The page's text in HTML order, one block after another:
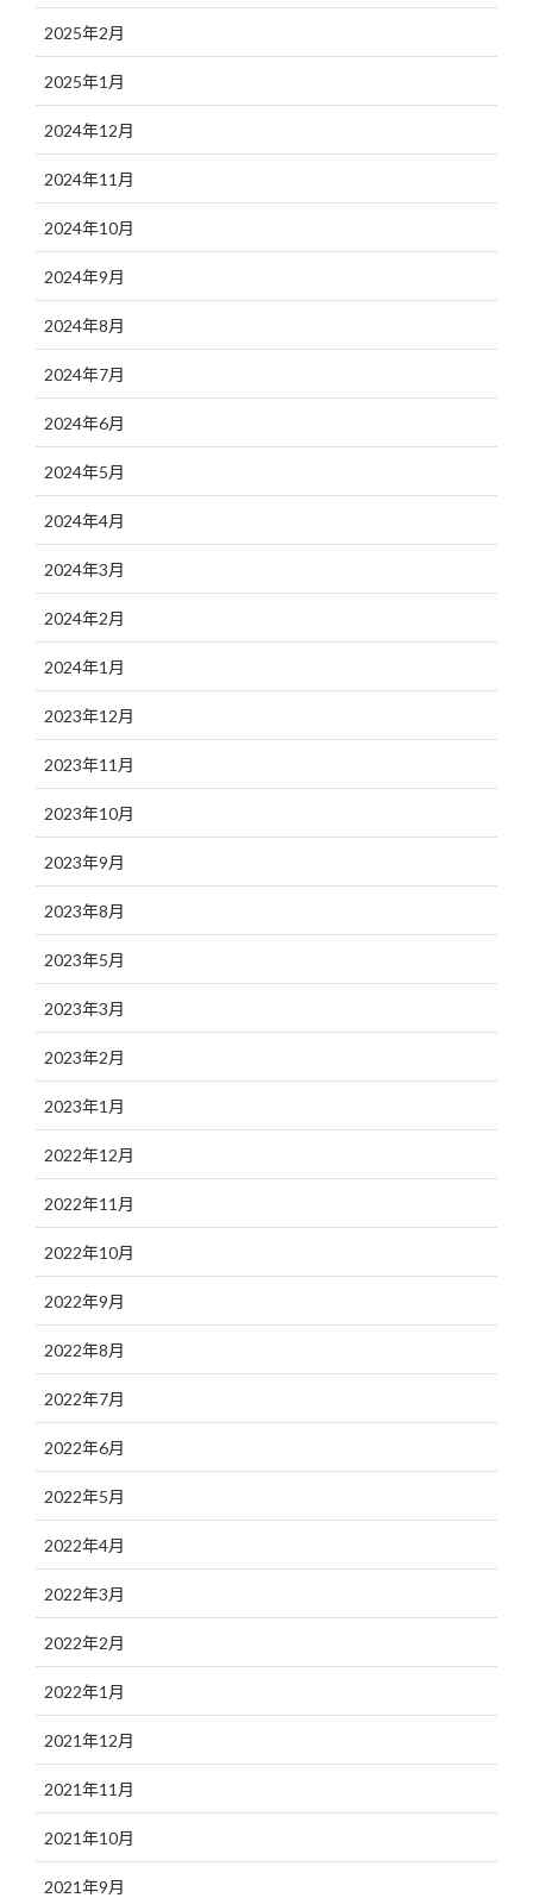
2025年2月
2025年1月
2024年12月
2024年11月
2024年10月
2024年9月
2024年8月
2024年7月
2024年6月
2024年5月
2024年4月
2024年3月
2024年2月
2024年1月
2023年12月
2023年11月
2023年10月
2023年9月
2023年8月
2023年5月
2023年3月
2023年2月
2023年1月
2022年12月
2022年11月
2022年10月
2022年9月
2022年8月
2022年7月
2022年6月
2022年5月
2022年4月
2022年3月
2022年2月
2022年1月
2021年12月
2021年11月
2021年10月
2021年9月